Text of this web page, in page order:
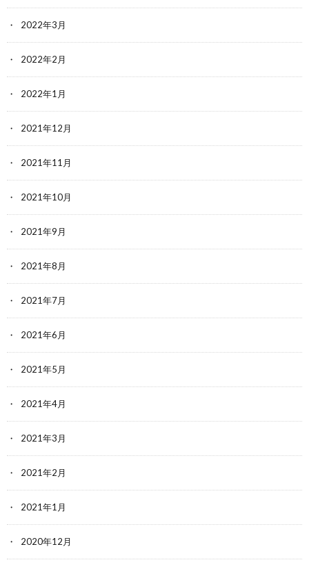
2022年3月
2022年2月
2022年1月
2021年12月
2021年11月
2021年10月
2021年9月
2021年8月
2021年7月
2021年6月
2021年5月
2021年4月
2021年3月
2021年2月
2021年1月
2020年12月